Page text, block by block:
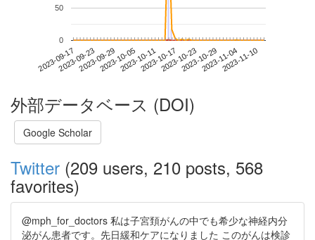
2023-09-172023-09-232023-09-292023-10-052023-10-112023-10-172023-10-232023-10-292023-11-042023-11-10
0
50
外部データベース (DOI)
Google Scholar
Twitter (209 users, 210 posts, 568
favorites)
@mph_for_doctors 私は子宮頚がんの中でも希少な神経内分
泌がん患者です。先日緩和ケアになりました このがんは検診